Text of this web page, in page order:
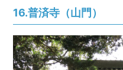
16.普済寺（山門）